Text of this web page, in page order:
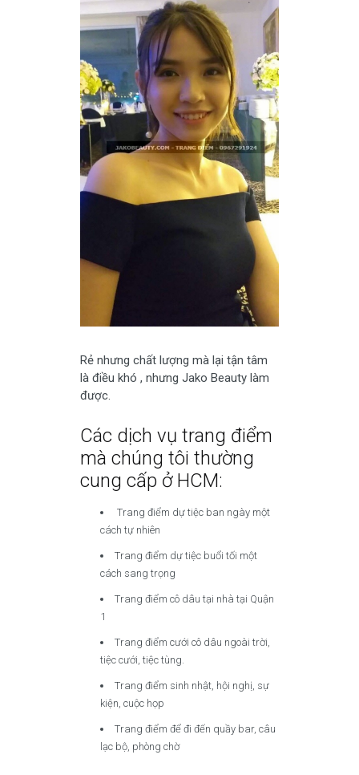
Rẻ nhưng chất lượng mà lại tận tâm
là điều khó , nhưng Jako Beauty làm
được.
Các dịch vụ trang điểm
mà chúng tôi thường
cung cấp ở HCM:
Trang điểm dự tiệc ban ngày một
cách tự nhiên
Trang điểm dự tiệc buổi tối một
cách sang trọng
Trang điểm cô dâu tại nhà tại Quận
1
Trang điểm cưới cô dâu ngoài trời,
tiệc cưới, tiệc tùng.
Trang điểm sinh nhật, hội nghị, sự
kiện, cuộc họp
Trang điểm để đi đến quầy bar, câu
lạc bộ, phòng chờ